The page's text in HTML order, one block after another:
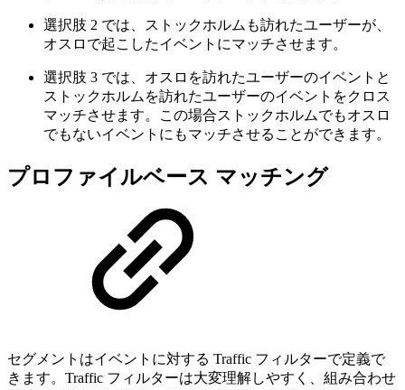
選択肢 2 では、ストックホルムも訪れたユーザーが、
オスロで起こしたイベントにマッチさせます。
選択肢 3 では、オスロを訪れたユーザーのイベントと
ストックホルムを訪れたユーザーのイベントをクロス
マッチさせます。この場合ストックホルムでもオスロ
でもないイベントにもマッチさせることができます。
プロファイルベース マッチング
セグメントはイベントに対する Traffic フィルターで定義で
きます。Traffic フィルターは大変理解しやすく、組み合わせ